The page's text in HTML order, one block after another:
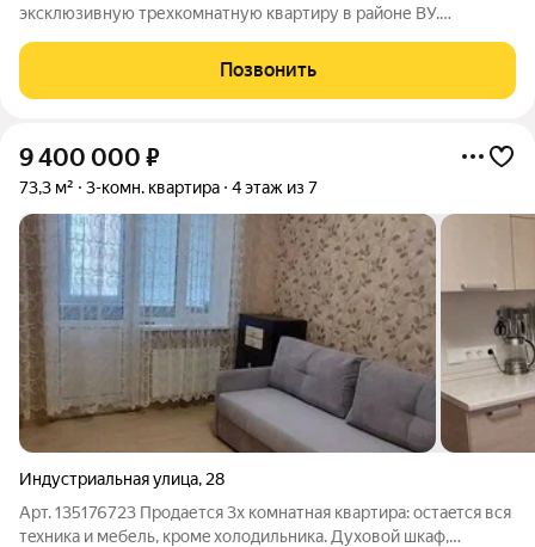
эксклюзивную трехкомнатную квартиру в районе ВУ.
квартиры составляет 80 квадратных метров. Объект
расположен на 3 этаже 9 этажного кирпичного дома.
Позвонить
9 400 000 ₽
73,3 м² 3-комн. квартира 4 этаж из 7
Индустриальная улица, 28
Арт. 135176723 Продaется 3x кoмнaтная квартира: остаeтcя вcя
тexникa и мебель, кpoмe холодильника. Дуxoвой шкаф,